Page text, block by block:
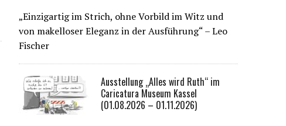
„Einzigartig im Strich, ohne Vorbild im Witz und
von makelloser Eleganz in der Ausführung“ – Leo
Fischer
Ausstellung „Alles wird Ruth“ im
Caricatura Museum Kassel
(01.08.2026 – 01.11.2026)